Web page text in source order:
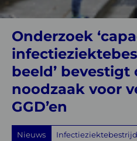
opnieuw
de
noodzaak
voor
versterking
van
GGD’en
Onderzoek
beeld’
noodzaak voor
GGD’en
Nieuws